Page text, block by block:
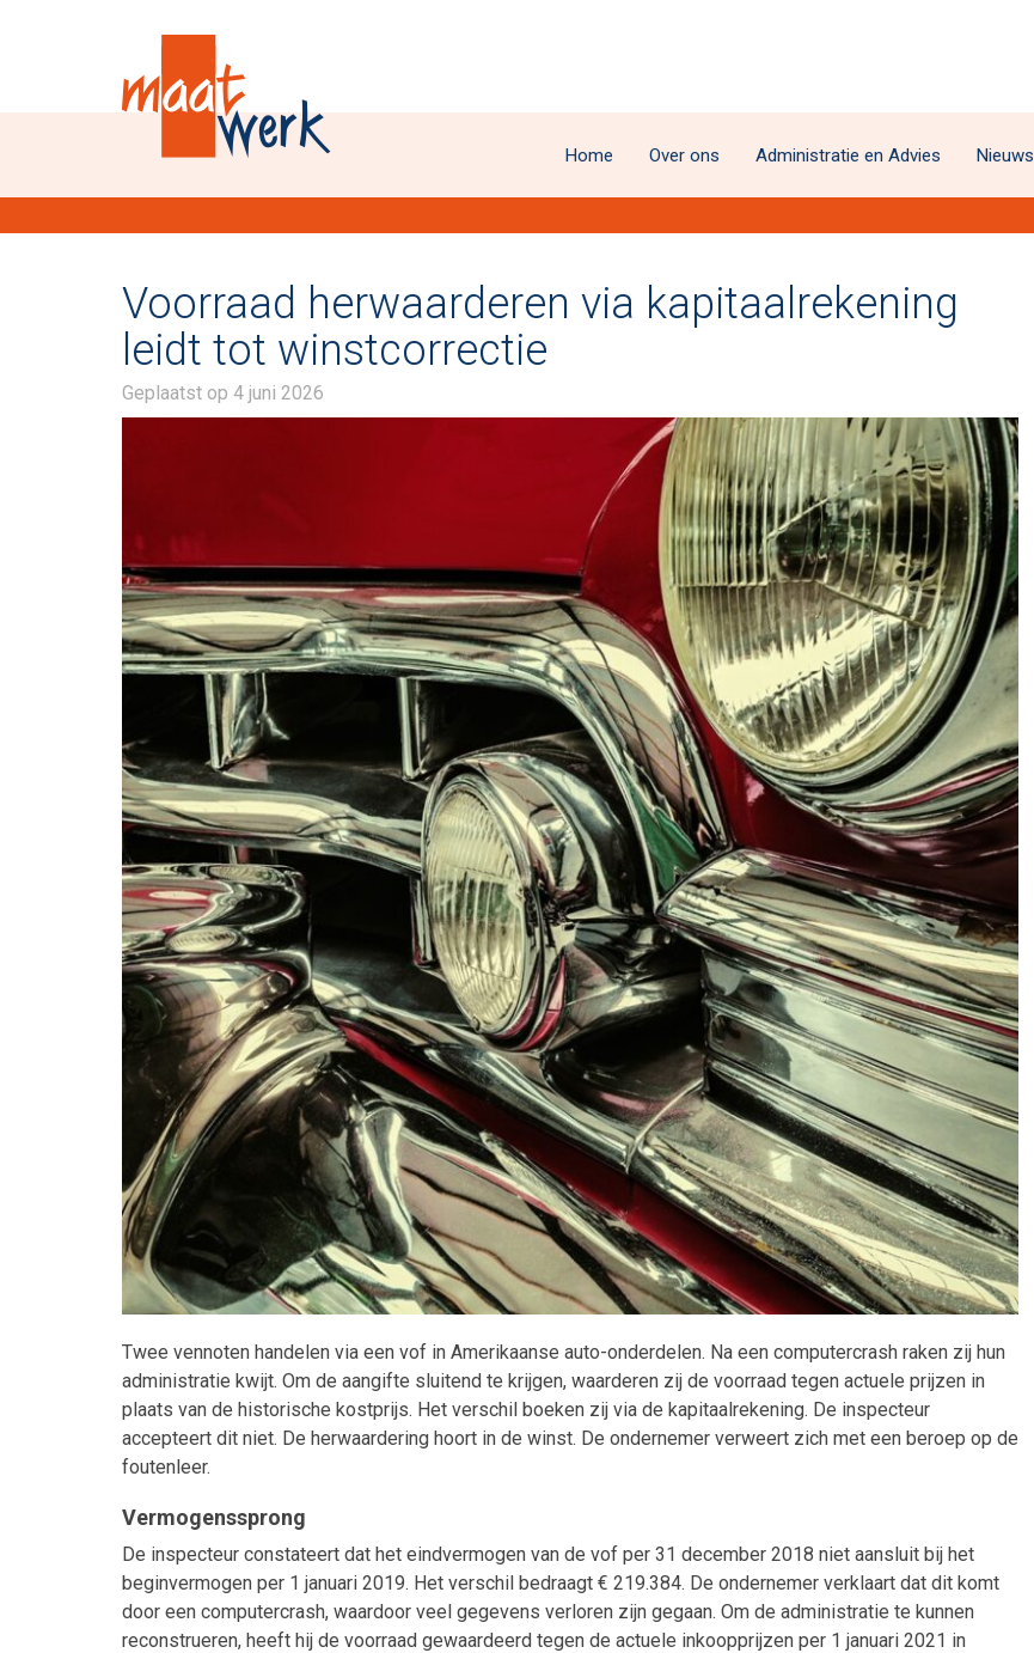
Maatwerk
Home Over ons Administratie en Advies Nieuws
Voorraad herwaarderen via kapitaalrekening
leidt tot winstcorrectie
Geplaatst op 4 juni 2026
Twee vennoten handelen via een vof in Amerikaanse auto-onderdelen. Na een computercrash raken zij hun
administratie kwijt. Om de aangifte sluitend te krijgen, waarderen zij de voorraad tegen actuele prijzen in
plaats van de historische kostprijs. Het verschil boeken zij via de kapitaalrekening. De inspecteur
accepteert dit niet. De herwaardering hoort in de winst. De ondernemer verweert zich met een beroep op de
foutenleer.
Vermogenssprong
De inspecteur constateert dat het eindvermogen van de vof per 31 december 2018 niet aansluit bij het
beginvermogen per 1 januari 2019. Het verschil bedraagt € 219.384. De ondernemer verklaart dat dit komt
door een computercrash, waardoor veel gegevens verloren zijn gegaan. Om de administratie te kunnen
reconstrueren, heeft hij de voorraad gewaardeerd tegen de actuele inkoopprijzen per 1 januari 2021 in